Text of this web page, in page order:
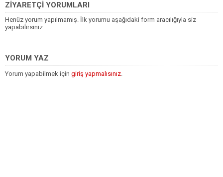
ZİYARETÇİ YORUMLARI
Henüz yorum yapılmamış. İlk yorumu aşağıdaki form aracılığıyla siz
yapabilirsiniz.
YORUM YAZ
Yorum yapabilmek için giriş yapmalısınız.